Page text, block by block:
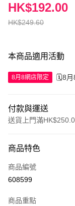
HK$249.60
HK$192.00
本商品適用活動
8月8網店限定 🗓️8月
付款與運送
送貨上門滿
信用卡
Apple Pay
商品特色
商品編號
608599
商品重點